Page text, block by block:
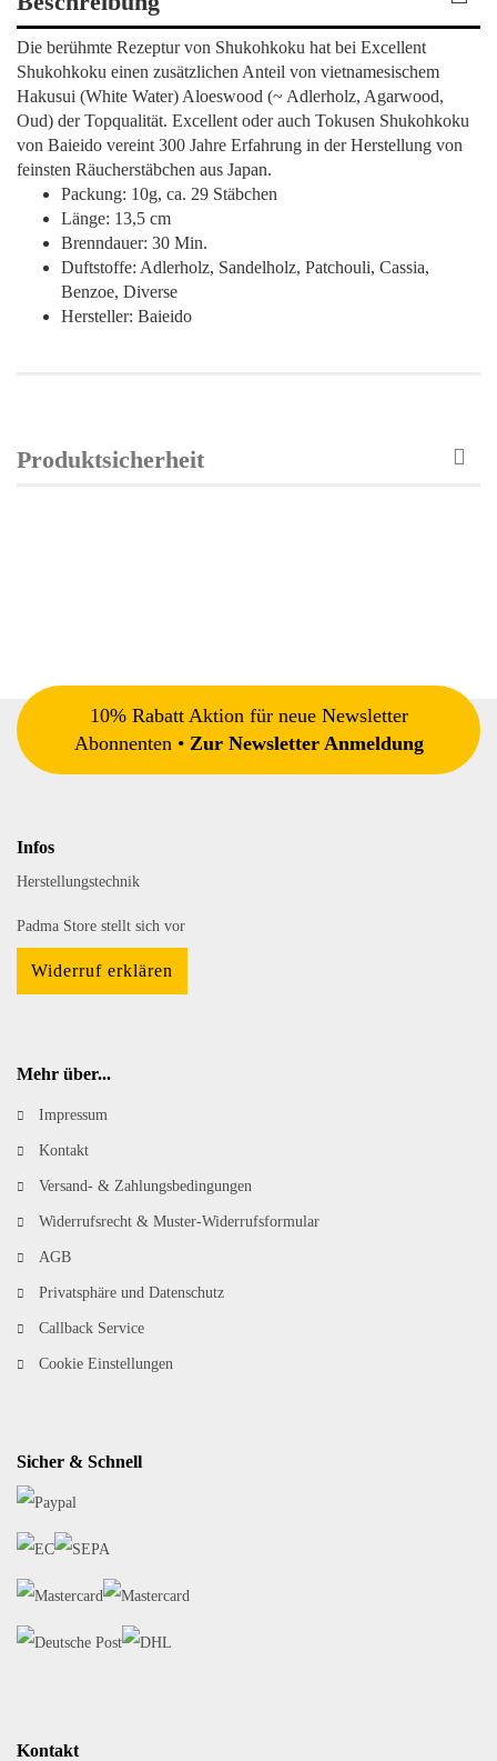
Die berühmte Rezeptur von Shukohkoku hat bei Excellent
Shukohkoku einen zusätzlichen Anteil von vietnamesischem
Hakusui (White Water) Aloeswood (~ Adlerholz, Agarwood,
Oud) der Topqualität. Excellent oder auch Tokusen Shukohkoku
von Baieido vereint 300 Jahre Erfahrung in der Herstellung von
feinsten Räucherstäbchen aus Japan.
Packung: 10g, ca. 29 Stäbchen
Länge: 13,5 cm
Brenndauer: 30 Min.
Duftstoffe: Adlerholz, Sandelholz, Patchouli, Cassia,
Benzoe, Diverse
Hersteller: Baieido
Produktsicherheit
10% Rabatt Aktion für neue Newsletter
Abonnenten • Zur Newsletter Anmeldung
Infos
Herstellungstechnik
Padma Store stellt sich vor
Widerruf erklären
Mehr über...
Impressum
Kontakt
Versand- & Zahlungsbedingungen
Widerrufsrecht & Muster-Widerrufsformular
AGB
Privatsphäre und Datenschutz
Callback Service
Cookie Einstellungen
Sicher & Schnell
Kontakt